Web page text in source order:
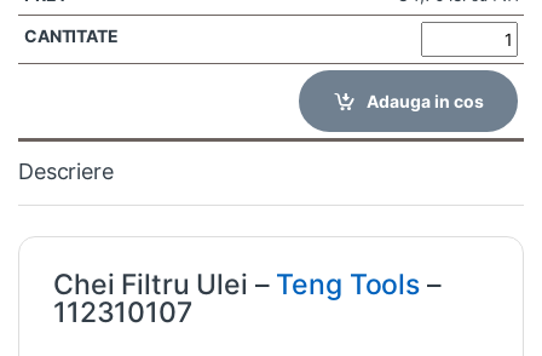
Adauga in cos
Descriere
Chei Filtru Ulei – Teng Tools–
112310107